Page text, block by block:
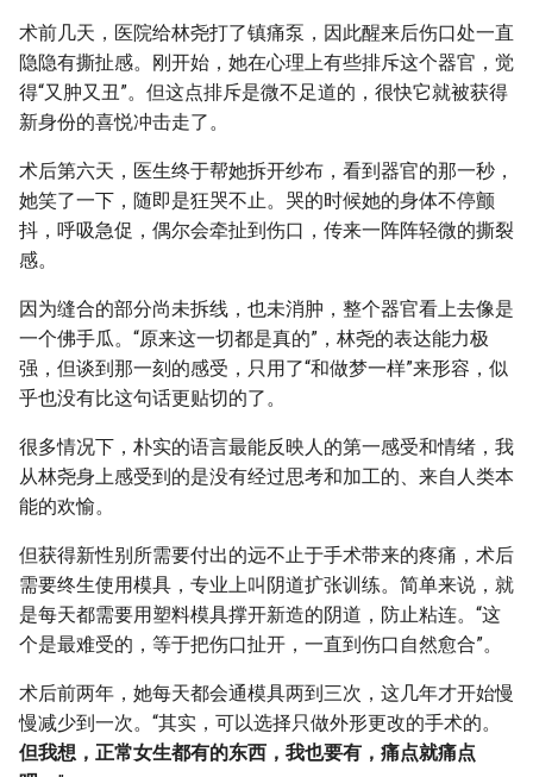
术前几天，医院给林尧打了镇痛泵，因此醒来后伤口处一直
隐隐有撕扯感。刚开始，她在心理上有些排斥这个器官，觉
得“又肿又丑”。但这点排斥是微不足道的，很快它就被获得
新身份的喜悦冲击走了。
术后第六天，医生终于帮她拆开纱布，看到器官的那一秒，
她笑了一下，随即是狂哭不止。哭的时候她的身体不停颤
抖，呼吸急促，偶尔会牵扯到伤口，传来一阵阵轻微的撕裂
感。
因为缝合的部分尚未拆线，也未消肿，整个器官看上去像是
一个佛手瓜。“原来这一切都是真的”，林尧的表达能力极
强，但谈到那一刻的感受，只用了“和做梦一样”来形容，似
乎也没有比这句话更贴切的了。
很多情况下，朴实的语言最能反映人的第一感受和情绪，我
从林尧身上感受到的是没有经过思考和加工的、来自人类本
能的欢愉。
但获得新性别所需要付出的远不止于手术带来的疼痛，术后
需要终生使用模具，专业上叫阴道扩张训练。简单来说，就
是每天都需要用塑料模具撑开新造的阴道，防止粘连。“这
个是最难受的，等于把伤口扯开，一直到伤口自然愈合”。
术后前两年，她每天都会通模具两到三次，这几年才开始慢
慢减少到一次。“其实，可以选择只做外形更改的手术的。
但我想，正常女生都有的东西，我也要有，痛点就痛点